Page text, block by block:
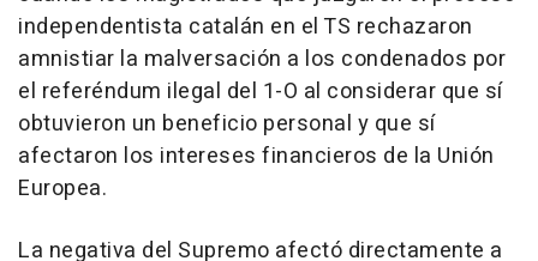
independentista catalán en el TS rechazaron
amnistiar la malversación a los condenados por
el referéndum ilegal del 1-O al considerar que sí
obtuvieron un beneficio personal y que sí
afectaron los intereses financieros de la Unión
Europea.
La negativa del Supremo afectó directamente a